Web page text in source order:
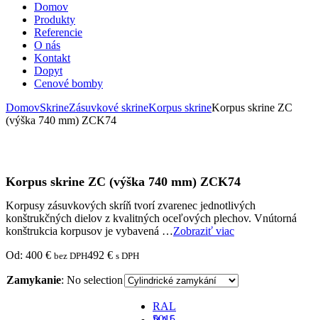
Domov
Produkty
Referencie
O nás
Kontakt
Dopyt
Cenové bomby
DomovSkrineZásuvkové skrineKorpus skrineKorpus skrine ZC
(výška 740 mm) ZCK74
Korpus skrine ZC (výška 740 mm) ZCK74
Korpusy zásuvkových skríň tvorí zvarenec jednotlivých
konštrukčných dielov z kvalitných oceľových plechov. Vnútorná
konštrukcia korpusov je vybavená …Zobraziť viac
Od: 400 € bez DPH492 € s DPH
Zamykanie: No selection
RAL